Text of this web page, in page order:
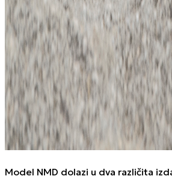
Model NMD dolazi u dva različita